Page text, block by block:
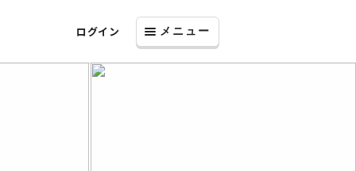
ログイン メニュー